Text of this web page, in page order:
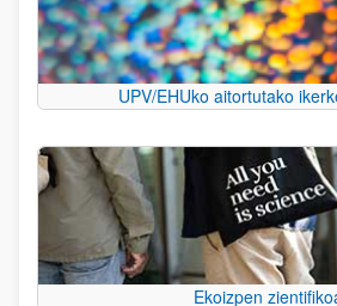
UPV/EHUko aitortutako
Ekoizpen